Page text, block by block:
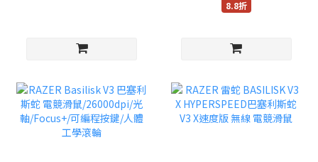
8.8折